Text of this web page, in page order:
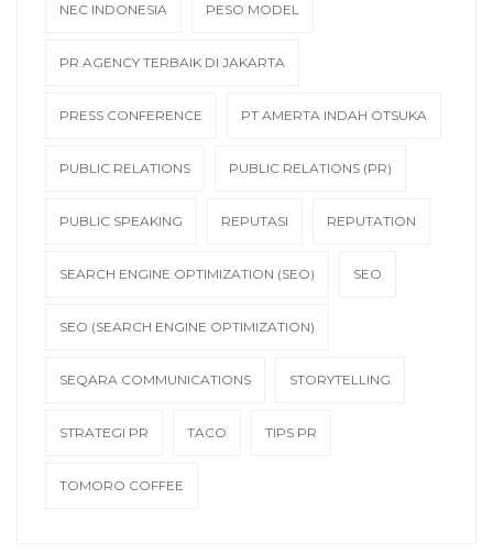
NEC INDONESIA PESO MODEL
PR AGENCY TERBAIK DI JAKARTA
PRESS CONFERENCE PT AMERTA INDAH OTSUKA
PUBLIC RELATIONS PUBLIC RELATIONS (PR)
PUBLIC SPEAKING REPUTASI REPUTATION
SEARCH ENGINE OPTIMIZATION (SEO) SEO
SEO (SEARCH ENGINE OPTIMIZATION)
SEQARA COMMUNICATIONS STORYTELLING
STRATEGI PR TACO TIPS PR
TOMORO COFFEE